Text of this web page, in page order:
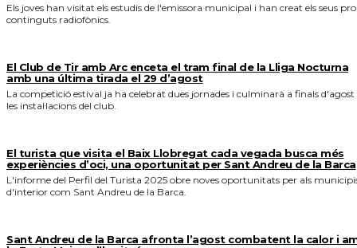
Els joves han visitat els estudis de l'emissora municipal i han creat els seus
continguts radiofònics.
El Club de Tir amb Arc enceta el tram final de la Lliga Nocturna
amb una última tirada el 29 d’agost
La competició estival ja ha celebrat dues jornades i culminarà a finals d'agost
les instal·lacions del club.
El turista que visita el Baix Llobregat cada vegada busca més
experiències d’oci, una oportunitat per Sant Andreu de la Barca
L'informe del Perfil del Turista 2025 obre noves oportunitats per als
d'interior com Sant Andreu de la Barca.
Sant Andreu de la Barca afronta l’agost combatent la calor i